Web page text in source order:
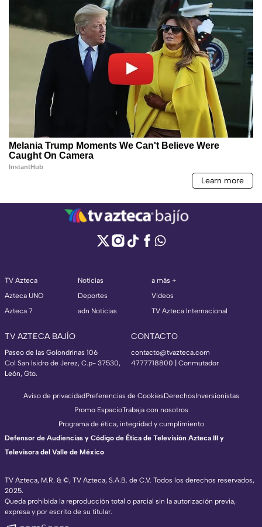
TV Azteca
Azteca UNO
Azteca 7
Noticias
Deportes
adn Noticias
a más +
Videos
TV Azteca Internacional
TV AZTECA BAJÍO
Paseo de las Golondrinas 106
Col San Isidro de Jerez, C.p- 37530,
León, Gto.
CONTACTO
contacto@tvazteca.com
4777718800 | Conmutador
TV Azteca, M.R. & ©, TV Azteca, S.A.B. de C.V. Todos los derechos reservados,
2025.
Queda prohibida la reproducción total o parcial sin la autorización previa,
expresa y por escrito de su titular.
Aviso de privacidadPreferencias de CookiesDerechosInversionistas
Promo EspacioTrabaja con nosotros
Programa de ética, integridad y cumplimiento
Defensor de Audiencias y Código de Ética de Televisión Azteca III y
Televisora del Valle de México